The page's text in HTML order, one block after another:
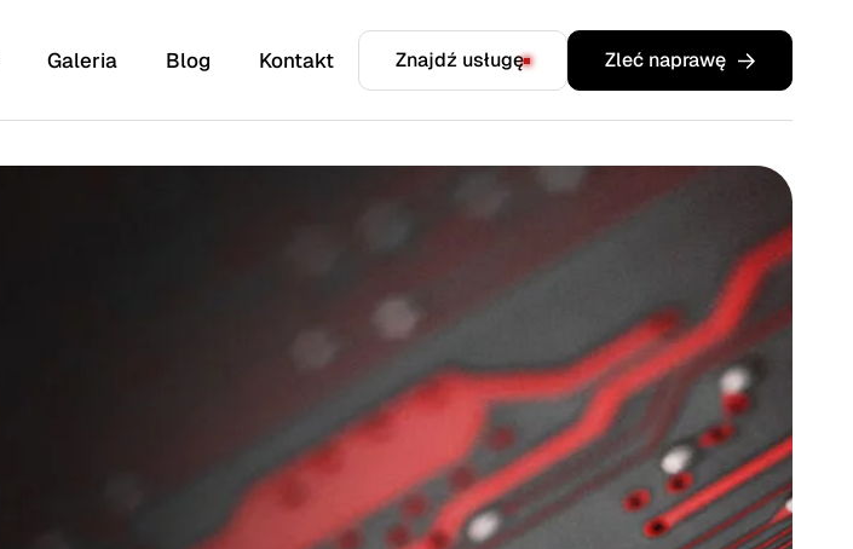
falowniki, sterowniki, i wiele
Galeria Blog Kontakt Znajdź usługę Zleć naprawę